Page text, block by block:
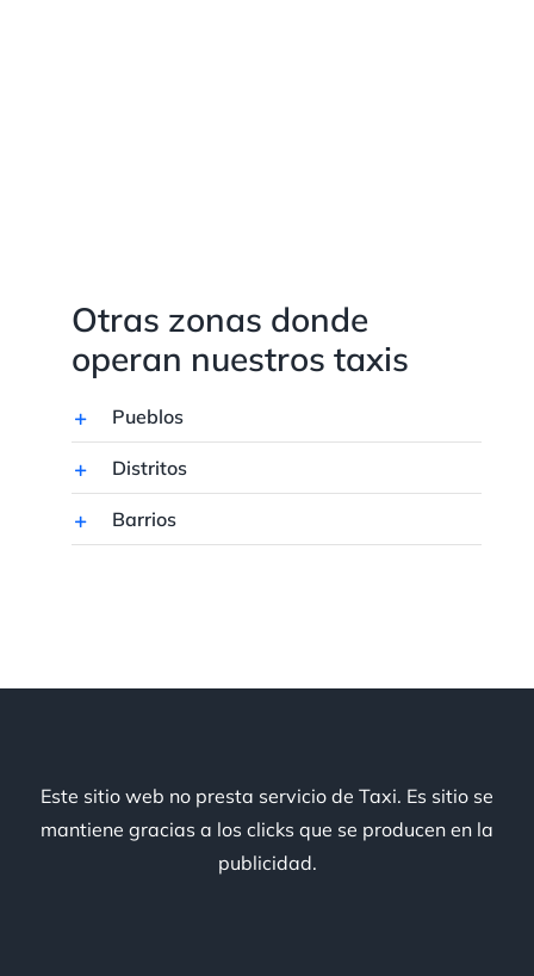
Otras zonas donde
operan nuestros taxis
Pueblos
Distritos
Barrios
Este sitio web no presta servicio de Taxi. Es sitio se
mantiene gracias a los clicks que se producen en la
publicidad.